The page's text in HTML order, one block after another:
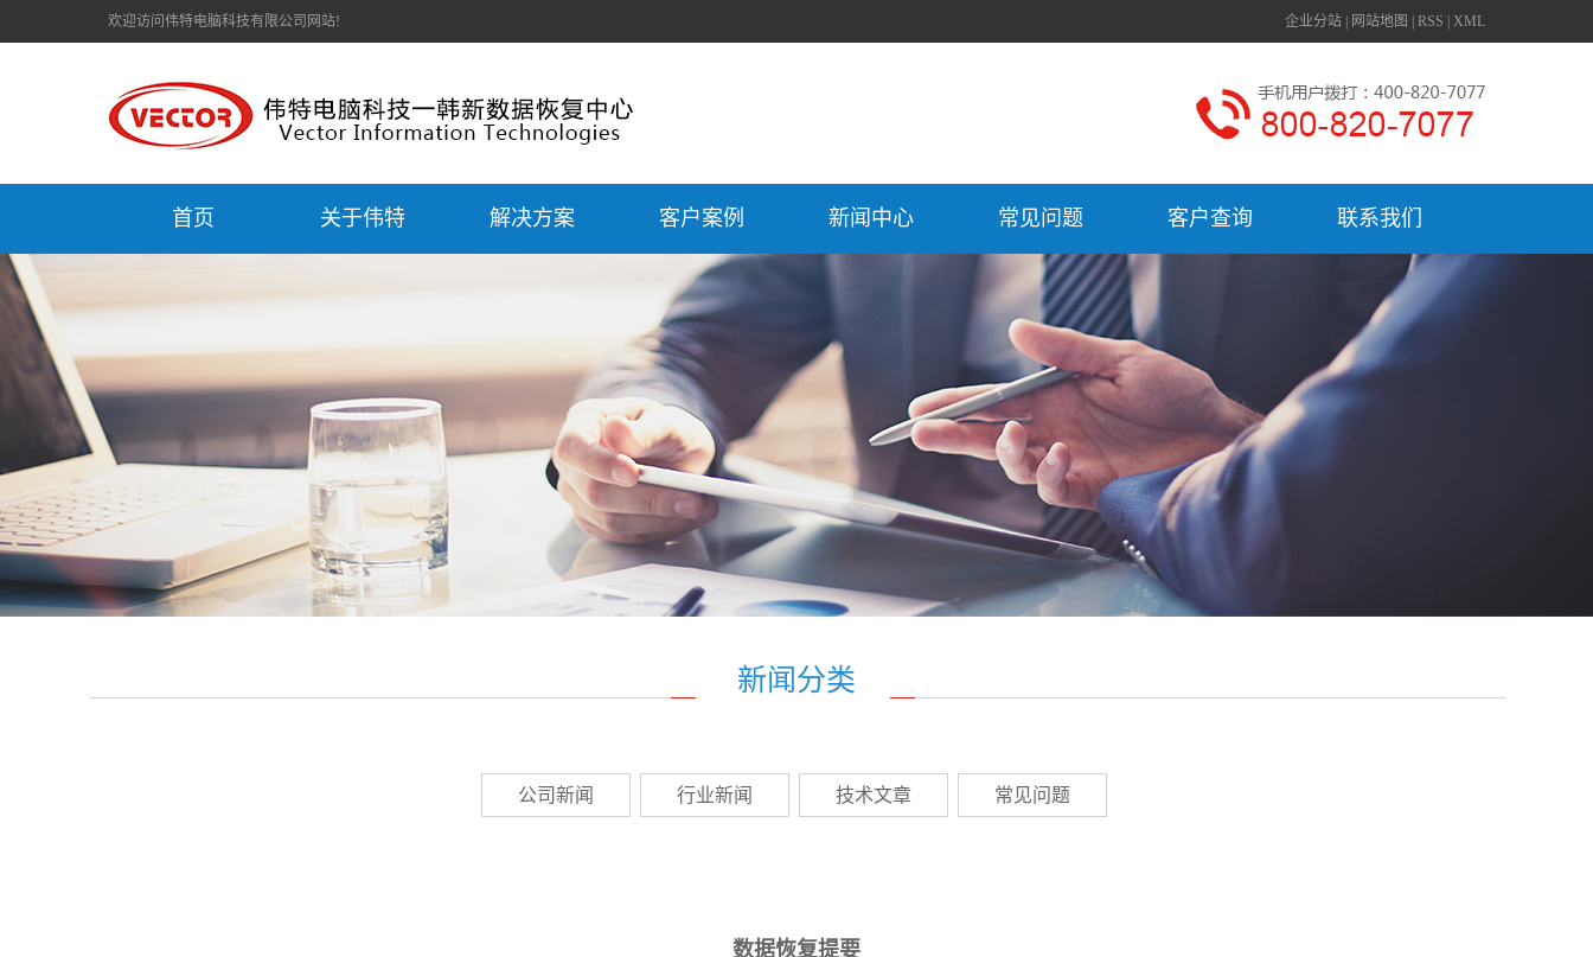
欢迎访问伟特电脑科技有限公司网站! 企业分站 网站地图 RSS XML
首页 关于伟特 解决方案
硬盘数据恢复
各类数据恢复
客户案例
企业数据恢复
个人数据恢复
新闻中心
行业新闻
技术文章
常见问题 客户查询 联系我们
联系我们
上海
台湾
新闻分类
公司新闻 行业新闻 技术文章 常见问题
数据恢复提要